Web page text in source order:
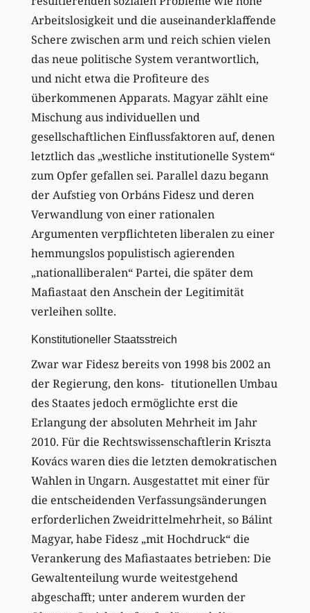
Arbeitslosigkeit und die auseinanderklaffende
Schere zwischen arm und reich schien vielen
das neue politische System verantwortlich,
und nicht etwa die Profiteure des
überkommenen Apparats. Magyar zählt eine
Mischung aus individuellen und
gesellschaftlichen Einflussfaktoren auf, denen
letztlich das „westliche institutionelle System“
zum Opfer gefallen sei. Parallel dazu begann
der Aufstieg von Orbáns Fidesz und deren
Verwandlung von einer rationalen
Argumenten verpflichteten liberalen zu einer
hemmungslos populistisch agierenden
„nationalliberalen“ Partei, die später dem
Mafiastaat den Anschein der Legitimität
verleihen sollte.
Konstitutioneller Staatsstreich
Zwar war Fidesz bereits von 1998 bis 2002 an
der Regierung, den kons- titutionellen Umbau
des Staates jedoch ermöglichte erst die
Erlangung der absoluten Mehrheit im Jahr
2010. Für die Rechtswissenschaftlerin Kriszta
Kovács waren dies die letzten demokratischen
Wahlen in Ungarn. Ausgestattet mit einer für
die entscheidenden Verfassungsänderungen
erforderlichen Zweidrittelmehrheit, so Bálint
Magyar, habe Fidesz „mit Hochdruck“ die
Verankerung des Mafiastaates betrieben: Die
Gewaltenteilung wurde weitestgehend
abgeschafft; unter anderem wurden der